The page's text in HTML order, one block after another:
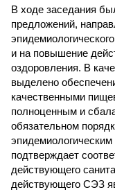
В ходе заседания
предложений,
и на повышение
оздоровления. В
выделено
качественными
полноценным и
обязательном
подтверждает
действующего
действующего СЭЗ